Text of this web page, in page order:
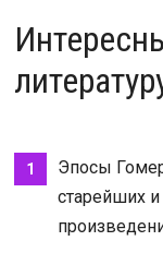
Эпосы
старейших